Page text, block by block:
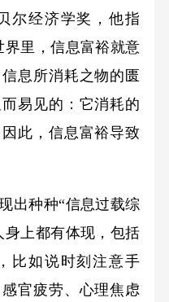
尔经济学奖，他指
界里，信息富裕就意
息所消耗之物的匮
易见的：它消耗的
此，信息富裕导致
种种“信息过载综
身上都有体现，包括
比如说时刻注意手
官疲劳、心理焦虑